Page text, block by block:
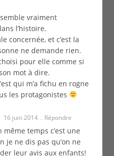
semble vraiment
l’histoire.
concernée, et c’est la
ne demande rien.
pour elle comme si
mot à dire.
qui m’a fichu en rogne
les protagonistes
16 juin 2014 Répondre
même temps c’est une
je ne dis pas qu’on ne
leur avis aux enfants!